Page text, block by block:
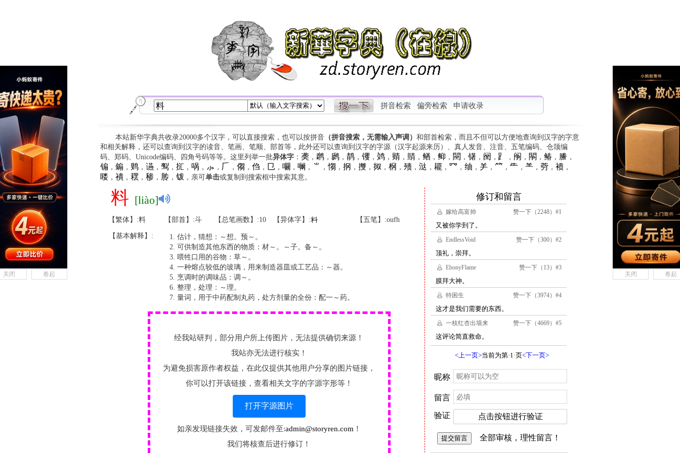
拼音检索 偏旁检索 申请收录
本站新华字典共收录20000多个汉字，可以直接搜索，也可以按拼音（拼音搜索，无需输入声调） 和部首检索，而且不但可以方便地查询到汉字的字意
和相关解释，还可以查询到汉字的读音、笔画、笔顺、部首等，此外还可以查询到汉字的字源（汉字起源来历）、真人发音、注音、五笔编码、仓颉编
码、郑码、Unicode编码、四角号码等等。这里列举一批异体字： 䶮 ， 䴙， 䴘， 䴖， 䦆， 䴔， 䞍， 䝼， 䲡 ， 䲟 ， 䦟 ， 䦃， 䦷 ， ⻊ ， 䦶 ， 䦛 ， 䲠 ， 䲢 ，
䦂 ， 䥇 ， 䴗， 䜩， 䴕， 㧟 ， 㖞 ， ⺗ ， 𠂆 ， 㑳 ， 㑇 ， 㔾 ， 㘚 ， 㘎 ， ⺌ ， 㥮 ， 㧏 ， 㩳， 㧐 ， 㭎 ， 㱮， 㳠 ， 䎱 ， ⺳ ， 䌷 ， ⺶， ⺮ ， ⺧， ⺷， 䓖， 䙌，
䁖， 䙡， 䎬 ， 䅟， 䏝， 䥽，亲可单击或复制到搜索框中搜索其意。
料 [liào]
【繁体】:料 【部首】:斗 【总笔画数】:10 【异体字】:料 【五笔】:oufh
【基本解释】:
估计，猜想：～想。预～。
可供制造其他东西的物质：材～。～子。备～。
喂牲口用的谷物：草～。
一种熔点较低的玻璃，用来制造器皿或工艺品：～器。
烹调时的调味品：调～。
整理，处理：～理。
量词，用于中药配制丸药，处方剂量的全份：配一～药。
经我站研判，部分用户所上传图片，无法提供确切来源！
我站亦无法进行核实！
为避免损害原作者权益，在此仅提供其他用户分享的图片链接，
你可以打开该链接，查看相关文字的字源字形等！
打开字源图片
如亲发现链接失效，可发邮件至:admin@storyren.com ！
我们将核查后进行修订！
关闭 卷起 关闭 卷起